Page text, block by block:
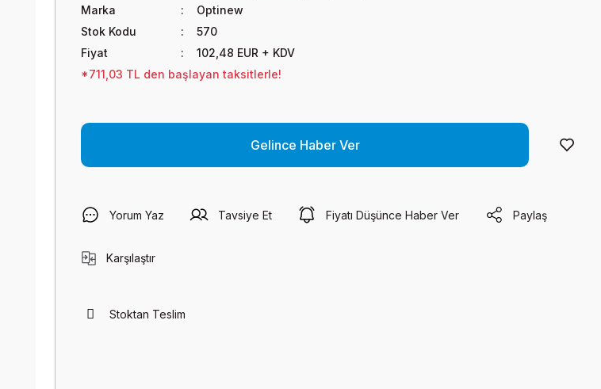
Marka
Optinew
Stok Kodu
570
Fiyat
102,48 EUR + KDV
*711,03 TL den başlayan taksitlerle!
Gelince Haber Ver
Yorum Yaz Tavsiye Et Fiyatı Düşünce Haber Ver Paylaş
Karşılaştır
Stoktan Teslim